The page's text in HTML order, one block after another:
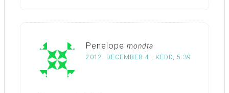
Penelope mondta
2012. DECEMBER 4., KEDD, 5:39